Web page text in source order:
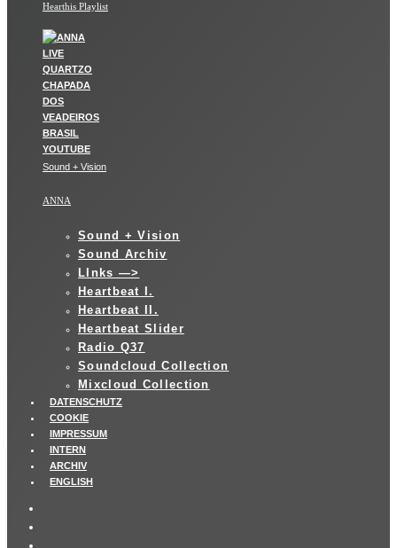
Hearthis Playlist
Sound + Vision
ANNA
Sound + Vision
Sound Archiv
LInks —>
Heartbeat I.
Heartbeat II.
Heartbeat Slider
Radio Q37
Soundcloud Collection
Mixcloud Collection
DATENSCHUTZ
COOKIE
IMPRESSUM
INTERN
ARCHIV
ENGLISH